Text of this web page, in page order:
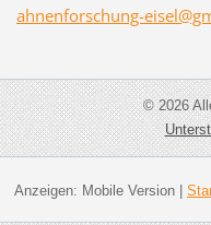
ahnenforschung-e
© 2026
Anzeigen: Mobile Version|